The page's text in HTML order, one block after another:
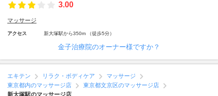
3.00
マッサージ
アクセス 新大塚駅から350m （徒歩5分）
金子治療院のオーナー様ですか？
エキテン リラク・ボディケア
マッサージ
東京都内のマッサージ店
東京都文京区のマッサージ店
新大塚駅のマッサージ店